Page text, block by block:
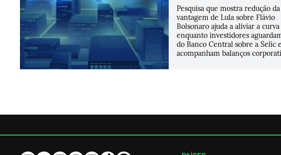
Pesquisa que mostra redução da
vantagem de Lula sobre Flávio
Bolsonaro ajuda a aliviar a
enquanto investidores
do Banco Central sobre a Selic e
acompanham balanços